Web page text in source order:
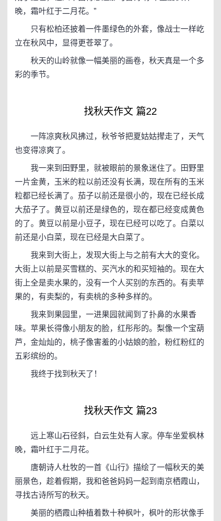
晚，霜叶红于二月花。”
只有松柏还披着一件墨绿色的外套，像战士一样屹
立在秋风中，显得更苍翠了。
秋天的山岭就像一幅美丽的画卷，秋天真是一个多
彩的季节。
找秋天作文 篇22
一阵凉爽秋风拂过，秋爷爷把夏姑姑撵走了，天气
也变得凉爽了。
我一来到田野里，就被眼前的景象迷住了。田野里
一片金黄，玉米的粒以前还没有长满，现在所有的玉米
粒都已经长满了。茄子以前还是很小的，现在已经长成
大茄子了。黄豆以前还是绿色的，现在都已经变成黄色
的了。黄豆以前是小豆子，现在已经可以吃了。白菜以
前还是小白菜，现在已经是大白菜了。
我来到大街上，发现大街上与之前有大大的变化。
大街上以前是买雪糕的、买汽水的和买短袖的。现在大
街上全是卖水果的，没有一个人买别的东西的。有卖苹
果的，有卖梨的，有卖桃的多种多样的。
我来到果园里，一进果园就闻到了扑鼻的水果香
味。苹果长得像小朋友的脸，红彤彤的。梨像一个宝葫
芦，金灿灿的，桃子像害羞的小姑娘的脸，粉红粉红的
五彩缤纷的。
我终于找到秋天了！
找秋天作文 篇23
远上寒山石径斜，白云生处有人家。停车坐爱枫林
晚，霜叶红于二月花。
唐朝诗人杜牧的一首《山行》描绘了一幅秋天的美
丽景色，趁着假期，我和爸爸妈妈一起到南京栖霞山，
寻找古诗所写的秋天。
美丽的栖霞山种植着数十种枫叶，枫叶的形状像手